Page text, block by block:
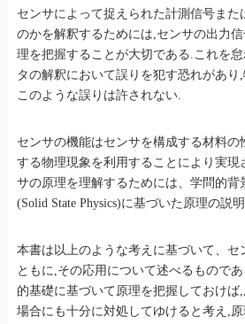
センサによって捉えられた計測信号また
のかを解釈するためには,センサの出力
理を把握することが大切である.これを
タの解釈において誤りを犯す恐れがあり
このような誤りは許されない.
センサの機能はセンサを構成する材料
する物理現象を利用することにより実現
サの原理を理解するためには、学問的背
(Solid State Physics)に基づいた原理の説
本書は以上のような考えに基づいて、セ
ともに,その応用について述べるもので
的基礎に基づいて原理を把握しておけば
場合にも十分に対処してゆけると考え,